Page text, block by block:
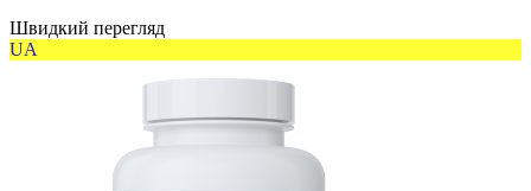
Швидкий перегляд
UA